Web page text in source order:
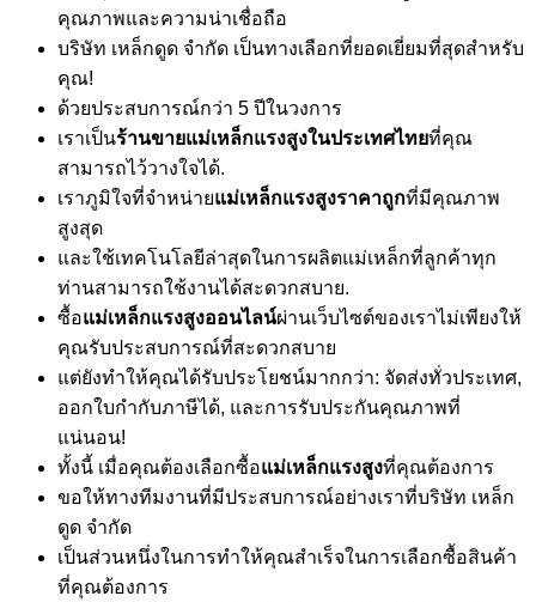
คุณภาพและความน่าเชื่อถือ
บริษัท เหล็กดูด จำกัด เป็นทางเลือกที่ยอดเยี่ยมที่สุดสำหรับ
คุณ!
ด้วยประสบการณ์กว่า 5 ปีในวงการ
เราเป็นร้านขายแม่เหล็กแรงสูงในประเทศไทยที่คุณ
สามารถไว้วางใจได้.
เราภูมิใจที่จำหน่ายแม่เหล็กแรงสูงราคาถูกที่มีคุณภาพ
สูงสุด
และใช้เทคโนโลยีล่าสุดในการผลิตแม่เหล็กที่ลูกค้าทุก
ท่านสามารถใช้งานได้สะดวกสบาย.
ซื้อแม่เหล็กแรงสูงออนไลน์ผ่านเว็บไซต์ของเราไม่เพียงให้
คุณรับประสบการณ์ที่สะดวกสบาย
แต่ยังทำให้คุณได้รับประโยชน์มากกว่า: จัดส่งทั่วประเทศ,
ออกใบกำกับภาษีได้, และการรับประกันคุณภาพที่
แน่นอน!
ทั้งนี้ เมื่อคุณต้องเลือกซื้อแม่เหล็กแรงสูงที่คุณต้องการ
ขอให้ทางทีมงานที่มีประสบการณ์อย่างเราที่บริษัท เหล็ก
ดูด จำกัด
เป็นส่วนหนึ่งในการทำให้คุณสำเร็จในการเลือกซื้อสินค้า
ที่คุณต้องการ